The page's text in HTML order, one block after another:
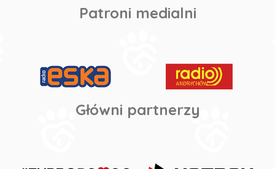
Patroni medialni
Główni partnerzy